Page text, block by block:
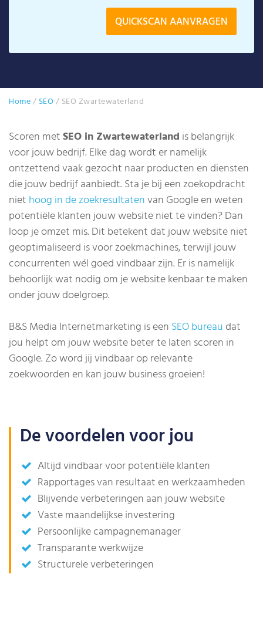
Home/ SEO/ SEO Zwartewaterland
Scoren metSEO in Zwartewaterland is belangrijk
voor jouw bedrijf. Elke dag wordt er namelijk
ontzettend vaak gezocht naar producten en diensten
die jouw bedrijf aanbiedt. Sta je bij een zoekopdracht
niet hoog in de zoekresultatenvan Google en weten
potentiële klanten jouw website niet te vinden? Dan
loop je omzet mis. Dit betekent dat jouw website niet
geoptimaliseerd is voor zoekmachines, terwijl jouw
concurrenten wél goed vindbaar zijn. Er is namelijk
behoorlijk wat nodig om je website kenbaar te maken
onder jouw doelgroep.
B&S Media Internetmarketing is een SEO bureaudat
jou helpt om jouw website beter te laten scoren in
Google. Zo word jij vindbaar op relevante
zoekwoorden en kan jouw business groeien!
De voordelen voor jou
Altijd vindbaar voor potentiële klanten
Rapportages van resultaat en werkzaamheden
Blijvende verbeteringen aan jouw website
Vaste maandelijkse investering
Persoonlijke campagnemanager
Transparante werkwijze
Structurele verbeteringen